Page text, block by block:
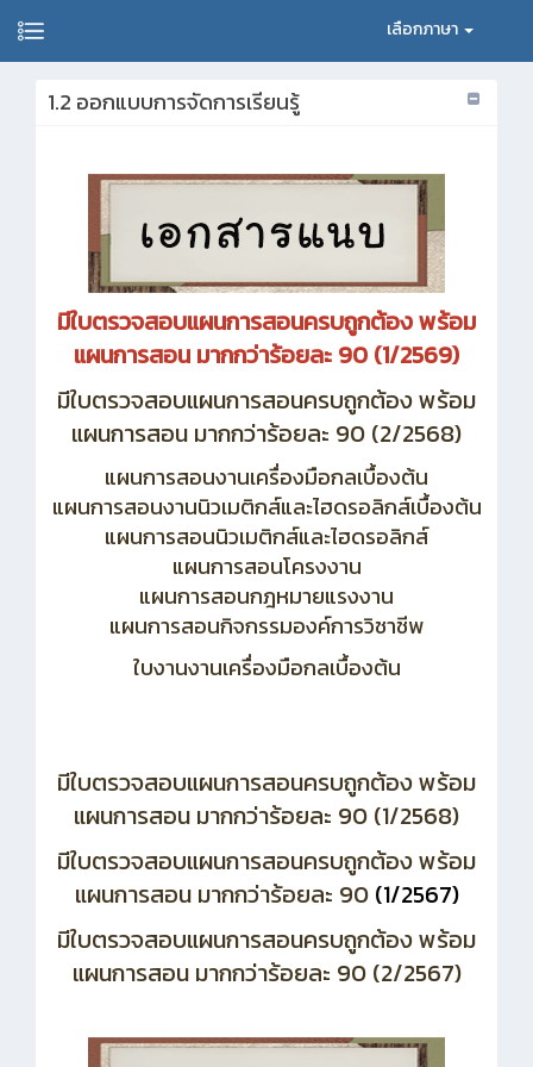
เลือกภาษา
1.2 ออกแบบการจัดการเรียนรู้
มีใบตรวจสอบแผนการสอนครบถูกต้อง พร้อม
แผนการสอน มากกว่าร้อยละ 90 (1/2569)
มีใบตรวจสอบแผนการสอนครบถูกต้อง พร้อม
แผนการสอน มากกว่าร้อยละ 90 (2/2568)
แผนการสอนงานเครื่องมือกลเบื้องต้น
แผนการสอนงานนิวเมติกส์และไฮดรอลิกส์เบื้องต้น
แผนการสอนนิวเมติกส์และไฮดรอลิกส์
แผนการสอนโครงงาน
แผนการสอนกฎหมายแรงงาน
แผนการสอนกิจกรรมองค์การวิชาชีพ
ใบงานงานเครื่องมือกลเบื้องต้น
มีใบตรวจสอบแผนการสอนครบถูกต้อง พร้อม
แผนการสอน มากกว่าร้อยละ 90 (1/2568)
มีใบตรวจสอบแผนการสอนครบถูกต้อง พร้อม
แผนการสอน มากกว่าร้อยละ 90(1/2567)
มีใบตรวจสอบแผนการสอนครบถูกต้อง พร้อม
แผนการสอน มากกว่าร้อยละ 90 (2/2567)